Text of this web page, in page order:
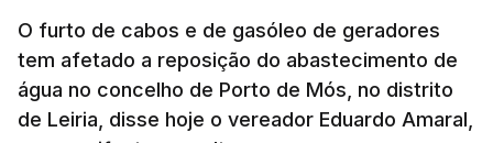
O furto de cabos e de gasóleo de geradores
tem afetado a reposição do abastecimento de
água no concelho de Porto de Mós, no distrito
de Leiria, disse hoje o vereador Eduardo Amaral,